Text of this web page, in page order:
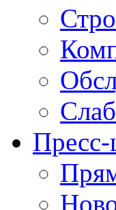
Пресс-